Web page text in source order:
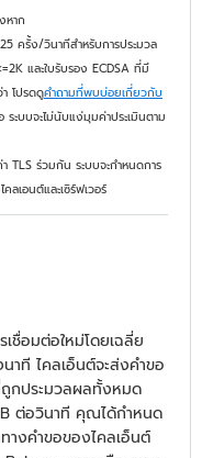
หาก
ครั้ง/วินาทีสำหรับการประมวล
และใบรับรอง ECDSA ที่มี
โปรดดูคำถามที่พบบ่อยเกี่ยวกับ
ะบบจะไม่นับแง่มุมค่าประเมินตาม
TLS ร่วมกัน ระบบจะกําหนดการ
ลเอนต์และเซิร์ฟเวอร์
อมต่อใหม่โดยเฉลี่ย
าที ไคลเอ็นต์จะส่งคำขอ
กประมวลผลทั้งหมด
ต่อวินาที คุณได้กำหนด
างคำขอของไคลเอ็นต์